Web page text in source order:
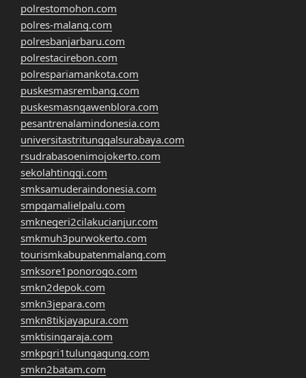
polrestomohon.com
polres-malang.com
polresbanjarbaru.com
polrestacirebon.com
polrespariamankota.com
puskesmasrembang.com
puskesmasngawenblora.com
pesantrenalamindonesia.com
universitastritunggalsurabaya.com
rsudrabasoenimojokerto.com
sekolahtinggi.com
smksamuderaindonesia.com
smpgamalielpalu.com
smknegeri2cilakucianjur.com
smkmuh3purwokerto.com
tourismkabupatenmalang.com
smksore1ponorogo.com
smkn2depok.com
smkn3jepara.com
smkn8tikjayapura.com
smktisingaraja.com
smkpgri1tulungagung.com
smkn2batam.com